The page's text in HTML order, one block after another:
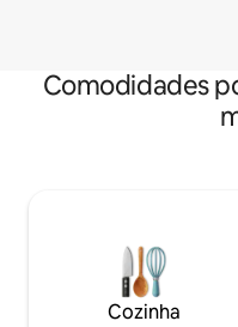
Comodidades
Cozinha